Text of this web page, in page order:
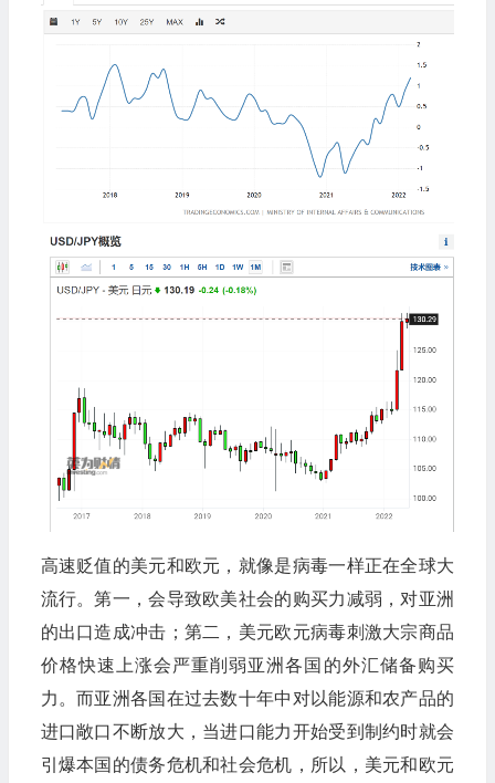
高速贬值的美元和欧元，就像是病毒一样正在全球大
流行。第一，会导致欧美社会的购买力减弱，对亚洲
的出口造成冲击；第二，美元欧元病毒刺激大宗商品
价格快速上涨会严重削弱亚洲各国的外汇储备购买
力。而亚洲各国在过去数十年中对以能源和农产品的
进口敞口不断放大，当进口能力开始受到制约时就会
引爆本国的债务危机和社会危机，所以，美元和欧元